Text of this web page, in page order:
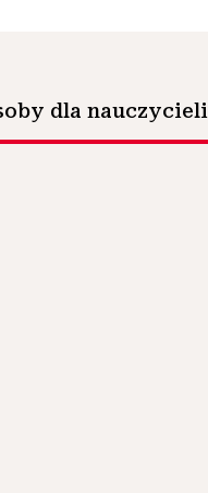
dla nauczycieli